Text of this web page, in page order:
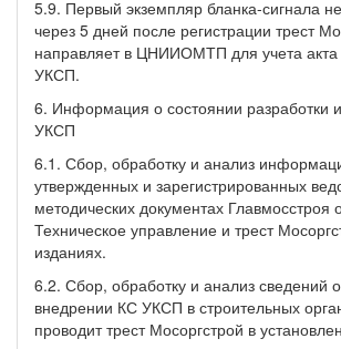
5.9. Первый экземпляр бланка-сигнала
через 5 дней после регистрации трест
направляет в ЦНИИОМТП для учета
УКСП.
6. Информация о состоянии разработки
УКСП
6.1. Сбор, обработку и анализ
утвержденных и зарегистрированных
методических документах Главмосстроя
Техническое управление и трест
изданиях.
6.2. Сбор, обработку и анализ сведений
внедрении КС УКСП в строительных
проводит трест Мосоргстрой в